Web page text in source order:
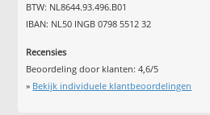
BTW: NL8644.93.496.B01
IBAN: NL50 INGB 0798 5512 32
Recensies
Beoordeling door klanten:4,6/5
» Bekijk individuele klantbeoordelingen